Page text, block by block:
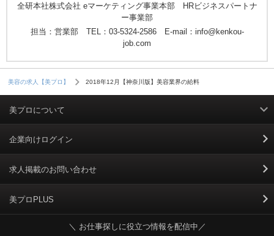
全研本社株式会社 eマーケティング事業本部 HRビジネスパートナ
ー事業部
担当：営業部 TEL：03-5324-2586 E-mail：info@kenkou-
job.com
美容の求人【美プロ】 2018年12月【神奈川版】美容業界の給料
美プロについて
利用規約
掲載規約
個人情報保護ポリシー
個人情報のお取り扱いについて
企業向けログイン
求人掲載のお問い合わせ
美プロPLUS
＼ お仕事探しに役立つ情報を配信中／